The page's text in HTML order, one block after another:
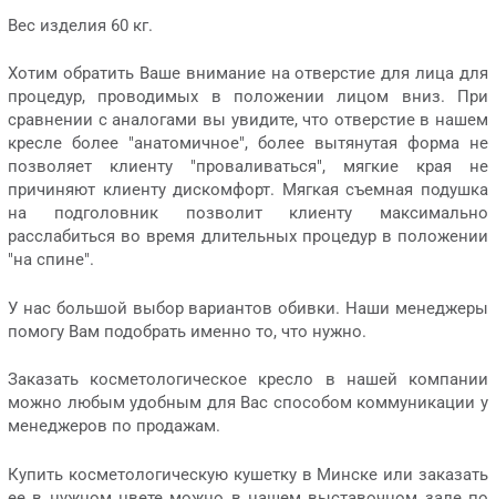
Вес изделия 60 кг.
Хотим обратить Ваше внимание на отверстие для лица для
процедур, проводимых в положении лицом вниз. При
сравнении с аналогами вы увидите, что отверстие в нашем
кресле более "анатомичное", более вытянутая форма не
позволяет клиенту "проваливаться", мягкие края не
причиняют клиенту дискомфорт. Мягкая съемная подушка
на подголовник позволит клиенту максимально
расслабиться во время длительных процедур в положении
"на спине".
У нас большой выбор вариантов обивки. Наши менеджеры
помогу Вам подобрать именно то, что нужно.
Заказать косметологическое кресло в нашей компании
можно любым удобным для Вас способом коммуникации у
менеджеров по продажам.
Купить косметологическую кушетку в Минске или заказать